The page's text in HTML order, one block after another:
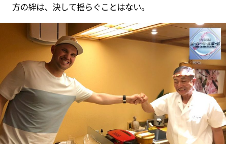
方の絆は、決して揺らぐことはない。